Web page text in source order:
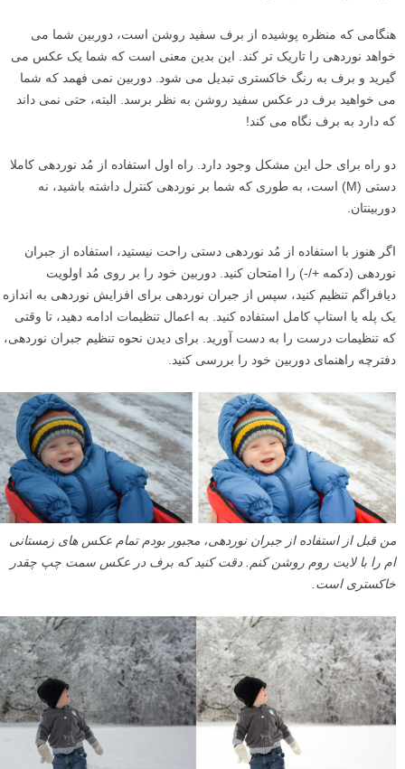
هنگامی که منظره پوشیده از برف سفید روشن است، دوربین شما می
خواهد نوردهی را تاریک تر کند. این بدین معنی است که شما یک عکس می
گیرید و برف به رنگ خاکستری تبدیل می شود. دوربین نمی فهمد که شما
می خواهید برف در عکس سفید روشن به نظر برسد. البته، حتی نمی داند
که دارد به برف نگاه می کند!
دو راه برای حل این مشکل وجود دارد. راه اول استفاده از مُد نوردهی کاملا
دستی (M) است، به طوری که شما بر نوردهی کنترل داشته باشید، نه
دوربینتان.
اگر هنوز با استفاده از مُد نوردهی دستی راحت نیستید، استفاده از جبران
نوردهی (دکمه +/-) را امتحان کنید. دوربین خود را بر روی مُد اولویت
دیافراگم تنظیم کنید، سپس از جبران نوردهی برای افزایش نوردهی به اندازه
یک پله یا استاپ کامل استفاده کنید. به اعمال تنظیمات ادامه دهید، تا وقتی
که تنظیمات درست را به دست آورید. برای دیدن نحوه تنظیم جبران نوردهی،
دفترچه راهنمای دوربین خود را بررسی کنید.
من قبل از استفاده از جبران نوردهی، مجبور بودم تمام عکس های زمستانی
ام را با لایت روم روشن کنم. دقت کنید که برف در عکس سمت چپ چقدر
خاکستری است.